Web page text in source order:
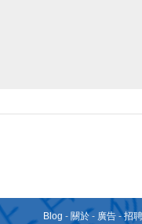
Blog - 關於 - 廣告 -招